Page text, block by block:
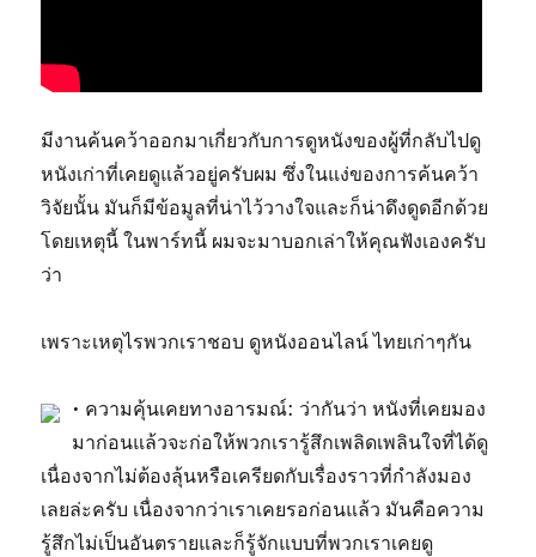
มีงานค้นคว้าออกมาเกี่ยวกับการดูหนังของผู้ที่กลับไปดู
หนังเก่าที่เคยดูแล้วอยู่ครับผม ซึ่งในแง่ของการค้นคว้า
วิจัยนั้น มันก็มีข้อมูลที่น่าไว้วางใจและก็น่าดึงดูดอีกด้วย
โดยเหตุนี้ ในพาร์ทนี้ ผมจะมาบอกเล่าให้คุณฟังเองครับ
ว่า
เพราะเหตุไรพวกเราชอบ ดูหนังออนไลน์ ไทยเก่าๆกัน
• ความคุ้นเคยทางอารมณ์: ว่ากันว่า หนังที่เคยมอง
มาก่อนแล้วจะก่อให้พวกเรารู้สึกเพลิดเพลินใจที่ได้ดู
เนื่องจากไม่ต้องลุ้นหรือเครียดกับเรื่องราวที่กำลังมอง
เลยล่ะครับ เนื่องจากว่าเราเคยรอก่อนแล้ว มันคือความ
รู้สึกไม่เป็นอันตรายและก็รู้จักแบบที่พวกเราเคยดู